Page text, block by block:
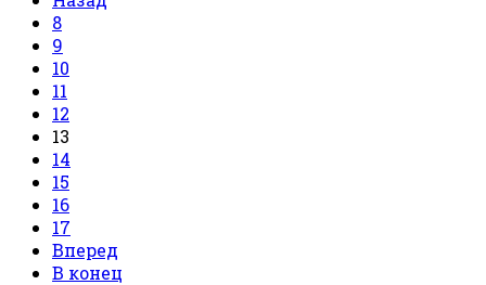
8
9
10
11
12
13
14
15
16
17
Вперед
В конец